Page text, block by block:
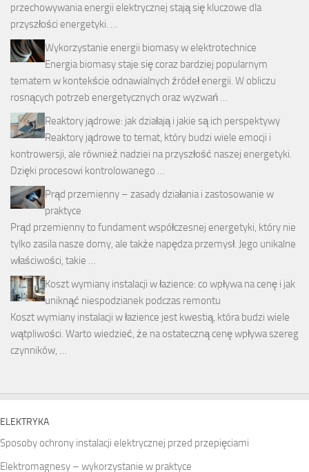
przechowywania energii elektrycznej stają się kluczowe dla
przyszłości energetyki. …
Wykorzystanie energii biomasy w elektrotechnice
Energia biomasy staje się coraz bardziej popularnym
tematem w kontekście odnawialnych źródeł energii. W obliczu
rosnących potrzeb energetycznych oraz wyzwań …
Reaktory jądrowe: jak działają i jakie są ich perspektywy
Reaktory jądrowe to temat, który budzi wiele emocji i
kontrowersji, ale również nadziei na przyszłość naszej energetyki.
Dzięki procesowi kontrolowanego …
Prąd przemienny – zasady działania i zastosowanie w
praktyce
Prąd przemienny to fundament współczesnej energetyki, który nie
tylko zasila nasze domy, ale także napędza przemysł. Jego unikalne
właściwości, takie …
Koszt wymiany instalacji w łazience: co wpływa na cenę i jak
uniknąć niespodzianek podczas remontu
Koszt wymiany instalacji w łazience jest kwestią, która budzi wiele
wątpliwości. Warto wiedzieć, że na ostateczną cenę wpływa szereg
czynników, …
ELEKTRYKA
Sposoby ochrony instalacji elektrycznej przed przepięciami
Elektromagnesy – wykorzystanie w praktyce